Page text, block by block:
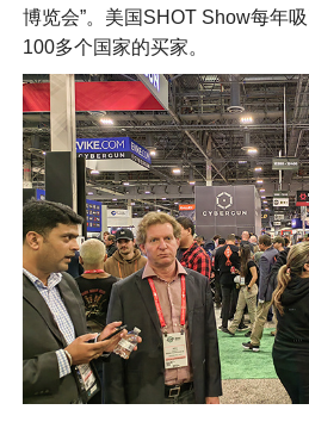
博览会”。美国SHOT Show每年
100多个国家的买家。